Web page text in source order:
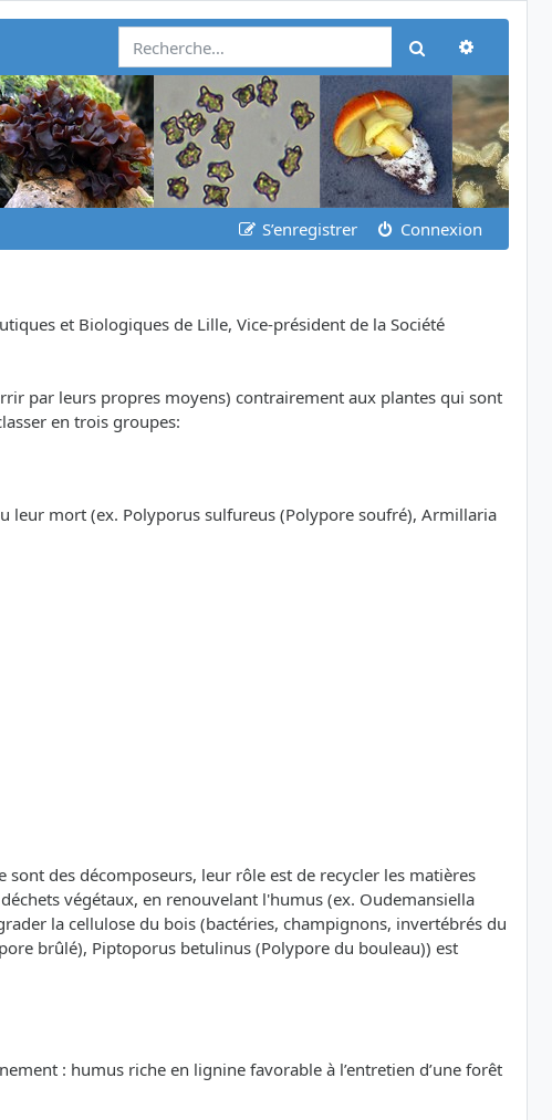
Rechercher
S’enregistrer Connexion
et Biologiques de Lille, Vice-président de la Société
par leurs propres moyens) contrairement aux plantes qui sont
en trois groupes:
leur mort (ex. Polyporus sulfureus (Polypore soufré), Armillaria
des décomposeurs, leur rôle est de recycler les matières
végétaux, en renouvelant l'humus (ex. Oudemansiella
la cellulose du bois (bactéries, champignons, invertébrés du
brûlé), Piptoporus betulinus (Polypore du bouleau)) est
: humus riche en lignine favorable à l’entretien d’une forêt